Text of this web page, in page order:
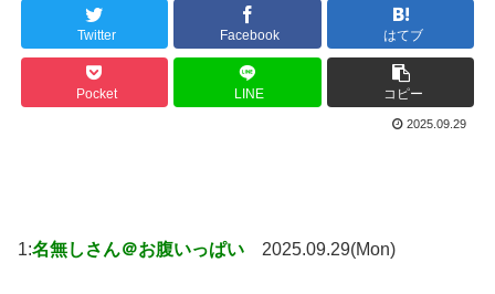
Twitter Facebook はてブ
Pocket LINE コピー
2025.09.29
1:名無しさん＠お腹いっぱい 2025.09.29(Mon)